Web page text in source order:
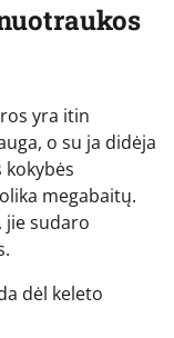
yra itin
o su ja didėja
kokybės
megabaitų.
jie sudaro
dėl keleto